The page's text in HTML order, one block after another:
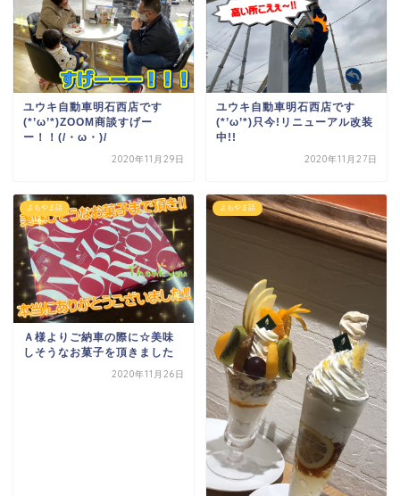
ユウキ自動車明石西店です
(*’ω’*)ZOOM商談すげー
ー！！(/・ω・)/
2020年11月29日
ユウキ自動車明石西店です
(*’ω’*)只今!リニューアル改装
中!!
2020年11月27日
よもやま話
Ａ様よりご納車の際に☆美味
しそうなお菓子を頂きました
2020年11月26日
よもやま話